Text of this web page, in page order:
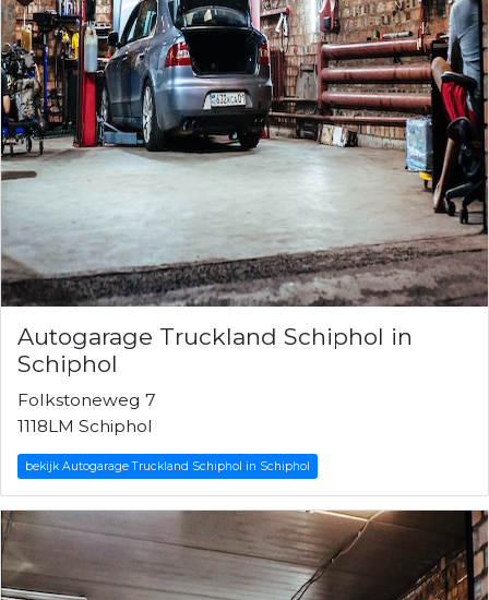
Autogarage Truckland Schiphol in
Schiphol
Folkstoneweg 7
1118LM Schiphol
bekijk Autogarage Truckland Schiphol in Schiphol